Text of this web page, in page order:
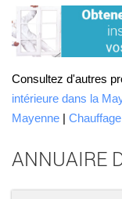
Consultez d'autres
intérieure dans la
Mayenne | Chauffage
ANNUAIRE